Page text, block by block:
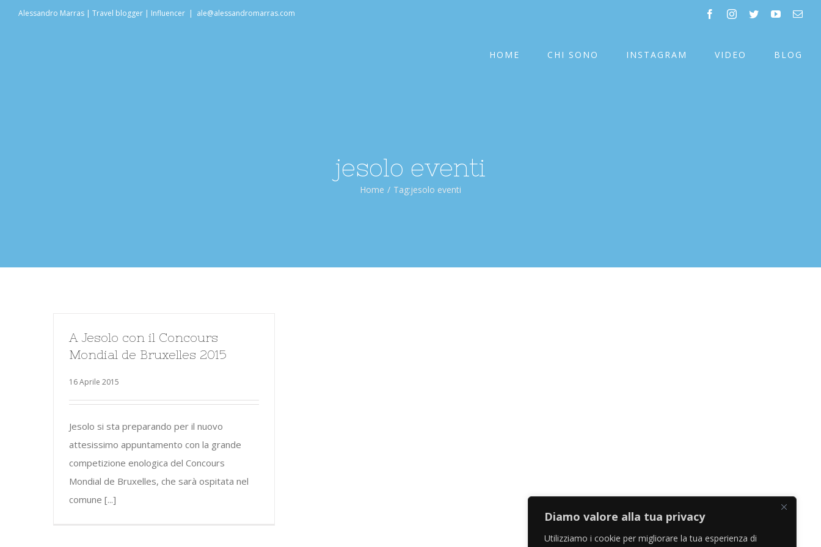
Diamo valore alla tua privacy
Utilizziamo i cookie per migliorare la tua esperienza di
Alessandro Marras | Travel blogger | Influencer | ale@alessandromarras.com facebookinstagram
twitteryoutube
HOME CHI SONO INSTAGRAM VIDEO BLOG
jesolo eventi
Home / Tag:jesolo eventi
A Jesolo con il Concours
Mondial de Bruxelles 2015
16 Aprile 2015
Jesolo si sta preparando per il nuovo
attesissimo appuntamento con la grande
competizione enologica del Concours
Mondial de Bruxelles, che sarà ospitata nel
comune [...]